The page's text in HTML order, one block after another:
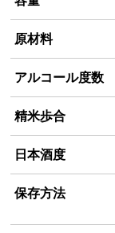
原材料
アルコール度数
精米歩合
日本酒度
保存方法